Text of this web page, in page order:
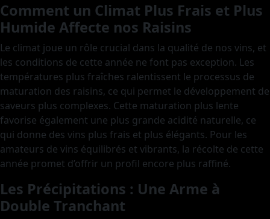
Comment un Climat Plus Frais et Plus
Humide Affecte nos Raisins
Le climat joue un rôle crucial dans la qualité de nos vins, et
les conditions de cette année ne font pas exception. Les
températures plus fraîches ralentissent le processus de
maturation des raisins, ce qui permet le développement de
saveurs plus complexes. Cette maturation plus lente
favorise également une plus grande acidité naturelle, ce
qui donne des vins plus frais et plus élégants. Pour les
amateurs de vins équilibrés et vibrants, la récolte de cette
année promet d’offrir un profil encore plus raffiné.
Les Précipitations : Une Arme à
Double Tranchant